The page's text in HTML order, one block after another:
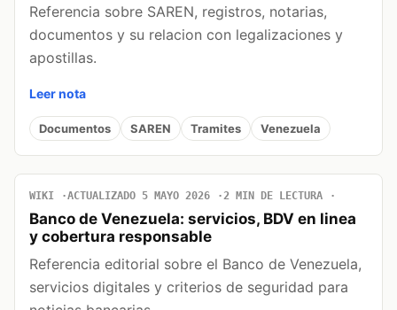
Referencia sobre SAREN, registros, notarias,
documentos y su relacion con legalizaciones y
apostillas.
Leer nota
Documentos SAREN Tramites Venezuela
WIKI ACTUALIZADO 5 MAYO 2026 2 MIN DE LECTURA
Banco de Venezuela: servicios, BDV en linea
y cobertura responsable
Referencia editorial sobre el Banco de Venezuela,
servicios digitales y criterios de seguridad para